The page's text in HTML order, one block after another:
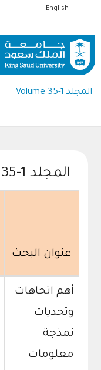
إلى
المحتوى
الرئيسي
English
المجلد Volume 35-1
المجلد Volume 35-1
عنوان البحث
أهم اتجاهات
وتحديات
نمذجة
معلومات